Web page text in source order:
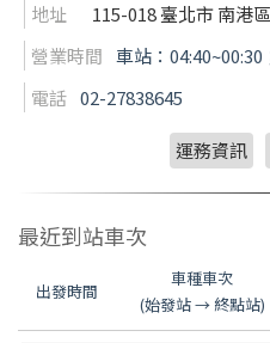
地址
115-018 臺北市 南港
營業時間 車站：
電話 02-27838645
運務資訊
最近到站車次
出發時間
車種車次
(始發站 → 終點站)